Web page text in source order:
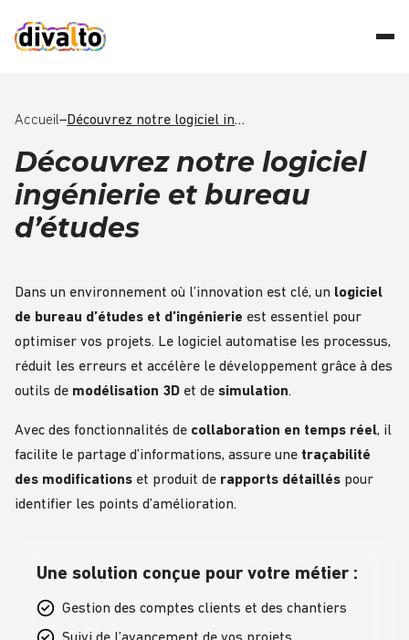
Accueil– Découvrez notre logiciel ingénierie et bureau d'études
Découvrez notre logiciel
ingénierie et bureau
d’études
Dans un environnement où l’innovation est clé, un logiciel
de bureau d’études et d’ingénierie est essentiel pour
optimiser vos projets. Le logiciel automatise les processus,
réduit les erreurs et accélère le développement grâce à des
outils de modélisation 3D et de simulation.
Avec des fonctionnalités de collaboration en temps réel, il
facilite le partage d’informations, assure une traçabilité
des modifications et produit de rapports détaillés pour
identifier les points d’amélioration.
Une solution conçue pour votre métier :
Gestion des comptes clients et des chantiers